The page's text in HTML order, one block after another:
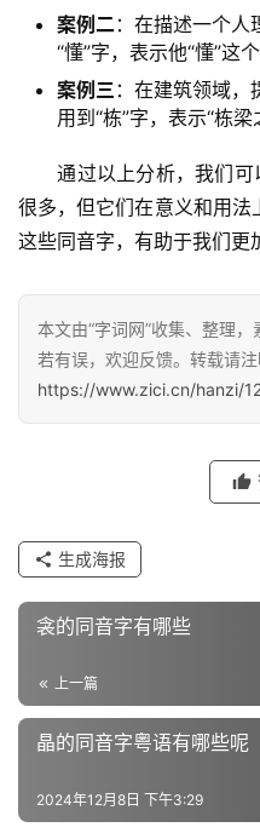
组
词
义
词
近
义
词
案例二：在描述一个人
“懂”字，表示他“懂”这
案例三 ：在建筑领域，
用到“栋”字，表示“栋梁
通过以上分析，我们可
很多，但它们在意义和用法
这些同音字，有助于我们更
本文由“字词网”收集、整理
若有误，欢迎反馈。转载请注
https://www.zici.cn/hanzi/
生成海报
衾的同音字有哪些
上一篇
晶的同音字粤语有哪些呢
2024年12月8日 下午3:29